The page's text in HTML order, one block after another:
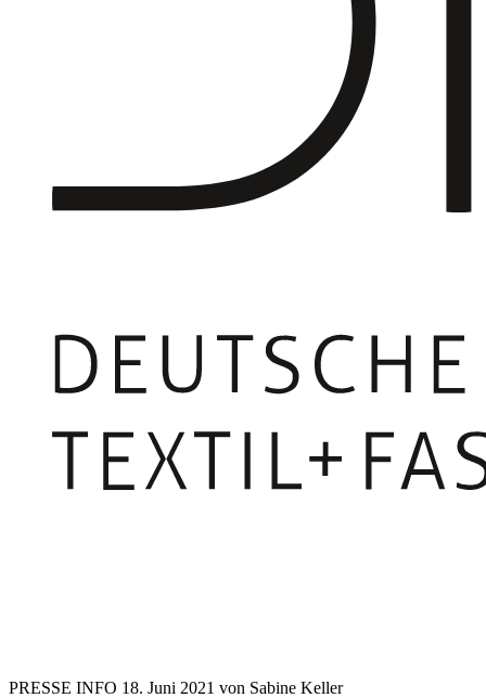
PRESSE INFO 18. Juni 2021 von Sabine Keller